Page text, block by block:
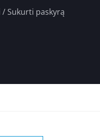
/ Sukurti paskyrą